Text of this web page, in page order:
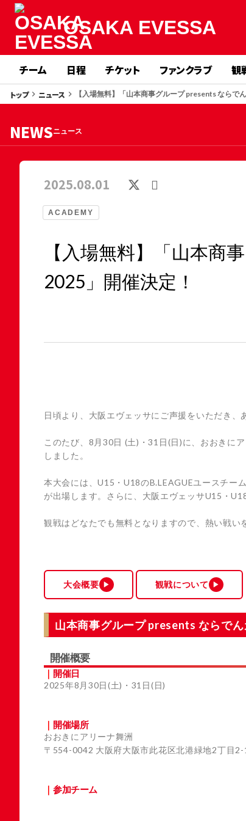
OSAKA EVESSA
チーム 日程 チケット ファンクラブ 観
トップkeyboard_arrow_right ニュース keyboard_arrow_right 【入場無料】「山本商事グループ presents ならで
NEWSニュース
ACADEMY
2025.08.01
【入場無料】「山本商
2025」開催決定！
日頃より、大阪エヴェッサにご声援をいただき、
このたび、8月30日 (土)・31日(日)に、おおきに
しました。
本大会には、U15・U18のB.LEAGUEユースチー
が出場します。さらに、大阪エヴェッサU15・
観戦はどなたでも無料となりますので、熱い戦い
大会概要 ▶︎ 観戦について ▶︎
山本商事グループ presents ならで
開催概要
開催日
2025年8月30日(土)・31日(日)
開催場所
おおきにアリーナ舞洲
〒554-0042 大阪府大阪市此花区北港緑地2丁目2-
参加チーム